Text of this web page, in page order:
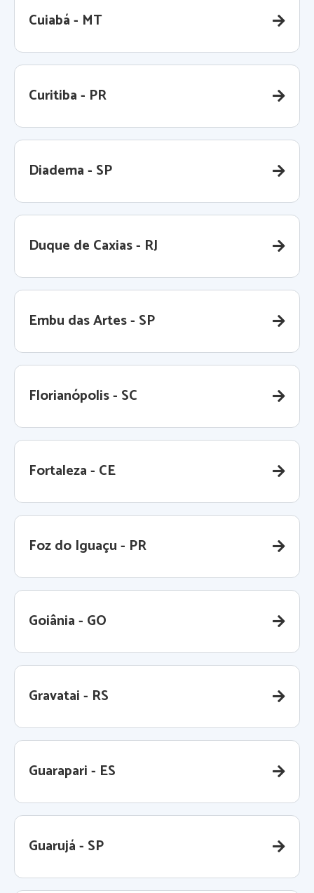
Cuiabá - MT
Curitiba - PR
Diadema - SP
Duque de Caxias - RJ
Embu das Artes - SP
Florianópolis - SC
Fortaleza - CE
Foz do Iguaçu - PR
Goiânia - GO
Gravatai - RS
Guarapari - ES
Guarujá - SP